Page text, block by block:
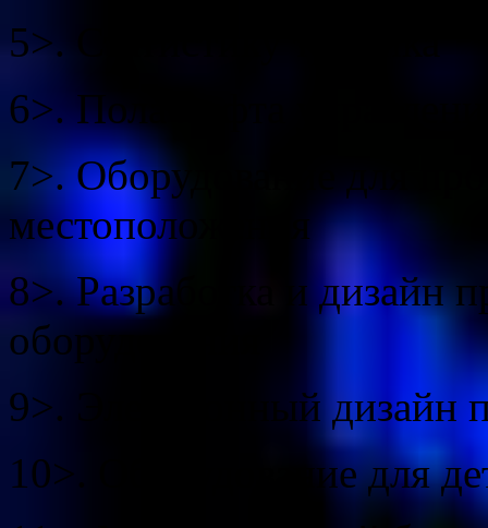
5>. Статистику трафика
6>. Пола лифта
7>. Оборудование для
местоположения
8>. Разработка и дизайн
оборудования
9>. Электронный дизайн
10>. Оборудование для